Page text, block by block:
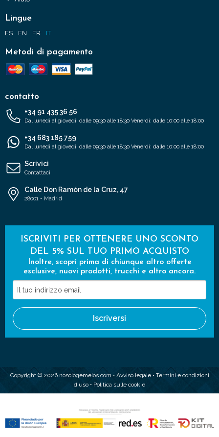
Lingue
ES EN FR IT
Metodi di pagamento
contatto
+34 91 435 36 56
Dal lunedì al giovedì: dalle 09:30 alle 18:30 Venerdì: dalle 10:00 alle 18:00
+34 683 185 759
Dal lunedì al giovedì: dalle 09:30 alle 18:30 Venerdì: dalle 10:00 alle 18:00
Scrivici
Contattaci
Calle Don Ramón de la Cruz, 47
28001 - Madrid
ISCRIVITI PER OTTENERE UNO SCONTO
DEL 5% SUL TUO PRIMO ACQUISTO
Inoltre, scopri prima di chiunque altro offerte
esclusive, nuovi prodotti, trucchi e altro ancora.
tuo
indirizzo
email
Iscriversi
Copyright © 2026 nosologemelos.com • Avviso legale• Termini e condizioni
d'uso • Politica sulle cookie